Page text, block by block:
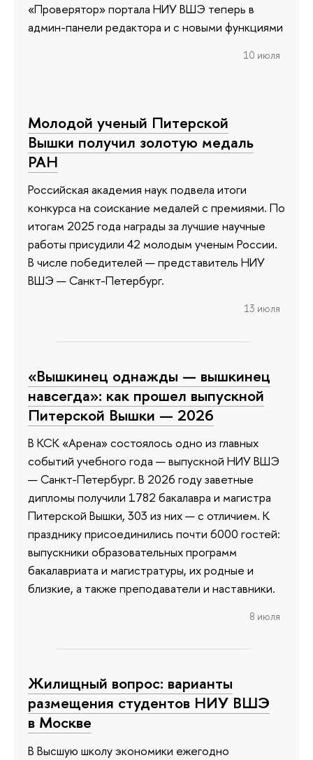
«Проверятор» портала НИУ ВШЭ теперь в
админ-панели редактора и с новыми функциями
10 июля
Молодой ученый Питерской
Вышки получил золотую медаль
РАН
Российская академия наук подвела итоги
конкурса на соискание медалей с премиями. По
итогам 2025 года награды за лучшие научные
работы присудили 42 молодым ученым России.
В числе победителей — представитель НИУ
ВШЭ — Санкт-Петербург.
13 июля
«Вышкинец однажды — вышкинец
навсегда»: как прошел выпускной
Питерской Вышки — 2026
В КСК «Арена» состоялось одно из главных
событий учебного года — выпускной НИУ ВШЭ
— Санкт-Петербург. В 2026 году заветные
дипломы получили 1782 бакалавра и магистра
Питерской Вышки, 303 из них — с отличием. К
празднику присоединились почти 6000 гостей:
выпускники образовательных программ
бакалавриата и магистратуры, их родные и
близкие, а также преподаватели и наставники.
8 июля
Жилищный вопрос: варианты
размещения студентов НИУ ВШЭ
в Москве
В Высшую школу экономики ежегодно